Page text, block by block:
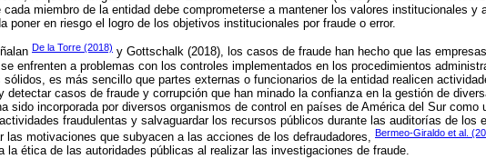
cada miembro de la entidad debe comprometerse a mantener los valores institucionales y
poner en riesgo el logro de los objetivos institucionales por fraude o error.
De la Torre (2018) y Gottschalk (2018), los casos de fraude han hecho que las
enfrenten a problemas con los controles implementados en los procedimientos
sólidos, es más sencillo que partes externas o funcionarios de la entidad realicen
detectar casos de fraude y corrupción que han minado la confianza en la gestión de
sido incorporada por diversos organismos de control en países de América del Sur como
fraudulentas y salvaguardar los recursos públicos durante las auditorías de los
las motivaciones que subyacen a las acciones de los defraudadores, Bermeo-Giraldo et al.
la ética de las autoridades públicas al realizar las investigaciones de fraude.